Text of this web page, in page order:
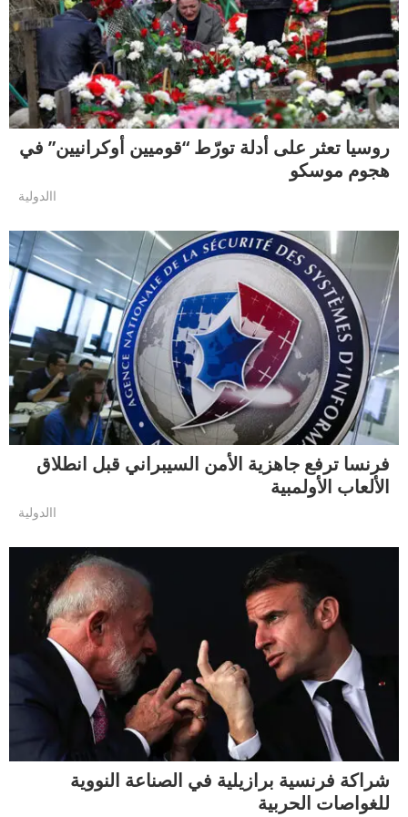
روسيا تعثر على أدلة تورّط “قوميين أوكرانيين” في
هجوم موسكو
االدولية
فرنسا ترفع جاهزية الأمن السيبراني قبل انطلاق
الألعاب الأولمبية
االدولية
شراكة فرنسية برازيلية في الصناعة النووية
للغواصات الحربية